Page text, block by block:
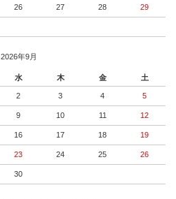
26 27 28 29
2026年9月
水 木 金 土
2 3 4 5
9 10 11 12
16 17 18 19
23 24 25 26
30